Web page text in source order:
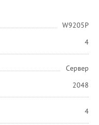
W9205P
4
Сервер
2048
4